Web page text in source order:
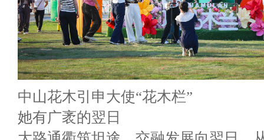
中山花木引申大使“花木栏”
她有广袤的翌日